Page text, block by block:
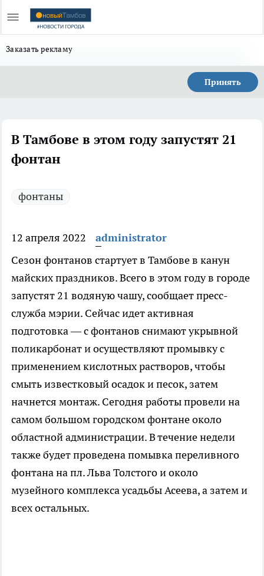
Заказать рекламу
Принять
В Тамбове в этом году запустят 21
фонтан
фонтаны
12 апреля 2022
administrator
Сезон фонтанов стартует в Тамбове в канун
майских праздников. Всего в этом году в городе
запустят 21 водяную чашу, сообщает пресс-
служба мэрии. Сейчас идет активная
подготовка — с фонтанов снимают укрывной
поликарбонат и осуществляют промывку с
применением кислотных растворов, чтобы
смыть известковый осадок и песок, затем
начнется монтаж. Сегодня работы провели на
самом большом городском фонтане около
областной администрации. В течение недели
также будет проведена помывка переливного
фонтана на пл. Льва Толстого и около
музейного комплекса усадьбы Асеева, а затем и
всех остальных.